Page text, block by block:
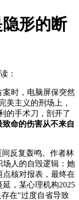
形的断
：
时，电脑屏保突然
美主义的刑场上，
的手术刀，剖开了
致命的伤害从不来自
反复轰鸣。作者林
场人的自毁逻辑：她
核对报表，最终在
，某心理机构2025
在"过度自省导致